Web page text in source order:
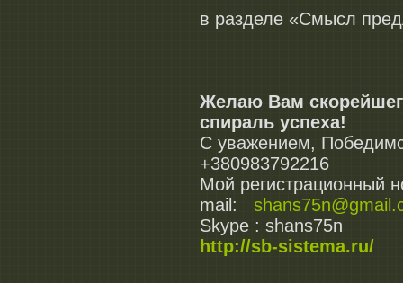
в разделе «Смысл
Желаю Вам
спираль успеха!
С уважением,
+380983792216
Мой
mail:
Skype : shans75n
http://sb-sistema.ru/